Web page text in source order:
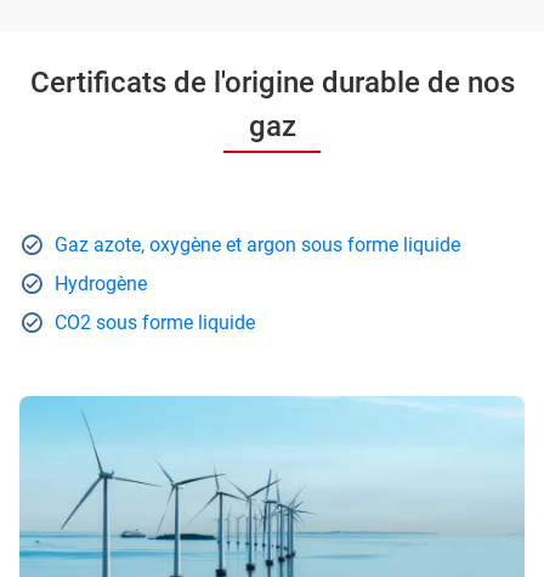
Certificats de l'origine durable de nos
gaz
Gaz azote, oxygène et argon sous forme liquide
Hydrogène
CO2 sous forme liquide